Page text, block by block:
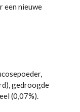
een nieuwe
gedroogde
(0,07%).